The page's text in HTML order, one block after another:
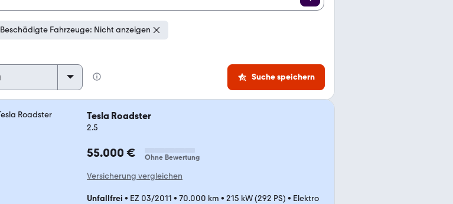
Beschädigte Fahrzeuge: Nicht anzeigen
Suche speichern
Tesla Roadster
2.5
55.000 € Ohne Bewertung
Versicherung vergleichen
Unfallfrei • EZ 03/2011 • 70.000 km • 215 kW (292 PS) • Elektro